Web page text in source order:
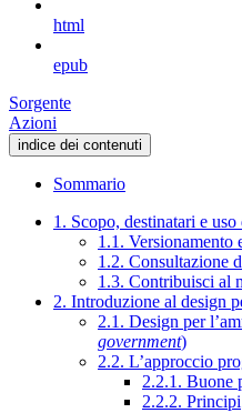
html
epub
Sorgente
Azioni
indice dei contenuti
Sommario
1. Scopo, destinatari e
1.1. Versionamento
1.2. Consultazione
1.3. Contribuisci al
2. Introduzione al design
2.1. Design per
government)
2.2. L’approccio
2.2.1. Buone
2.2.2. Principi